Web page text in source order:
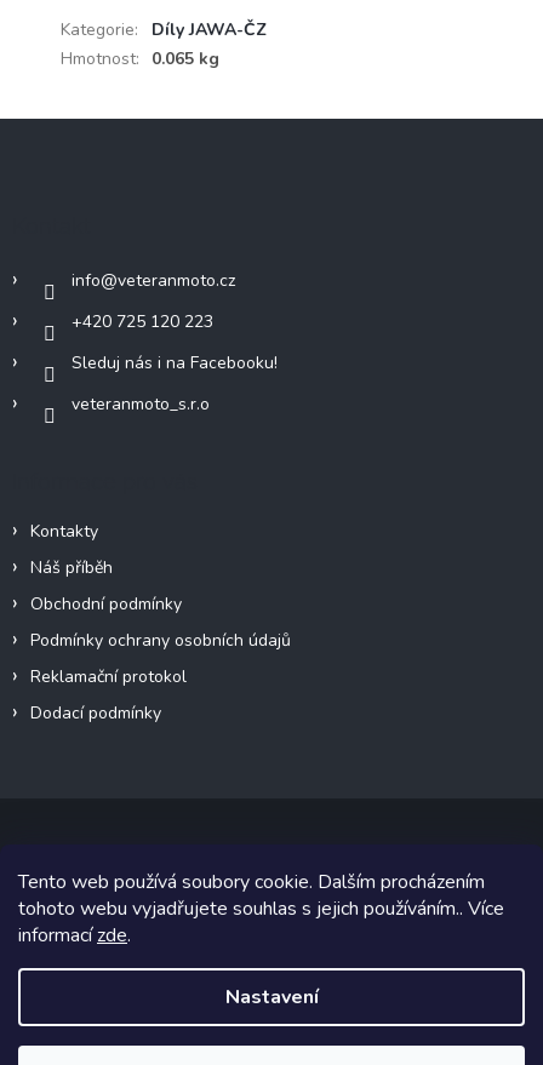
Tento web používá soubory cookie. Dalším procházením
tohoto webu vyjadřujete souhlas s jejich používáním.. Více
informacízde.
Nastavení
Kategorie:
Díly JAWA-ČZ
Hmotnost: 0.065 kg
info@veteranmoto.cz
+420 725 120 223
Sleduj nás i na Facebooku!
veteranmoto_s.r.o
Kontakty
Náš příběh
Obchodní podmínky
Podmínky ochrany osobních údajů
Reklamační protokol
Dodací podmínky
Copyright 2026VeteránMoto s.r.o.. Všechna práva vyhrazena.
Grafický návrh vytvořil a na Shoptet implementoval
Shoptetak.cz.
Vytvořil Shoptet